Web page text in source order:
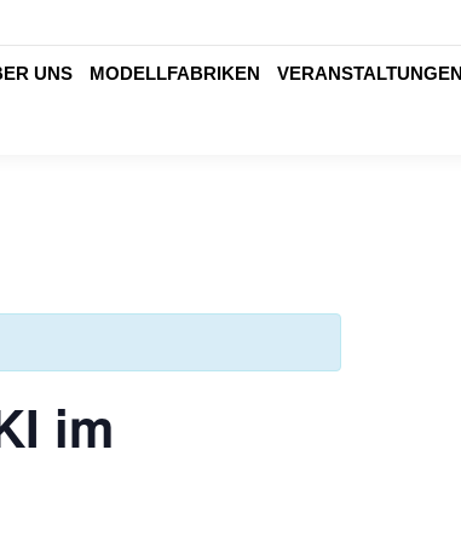
UNS MODELLFABRIKEN VERANSTALTUNGEN
im